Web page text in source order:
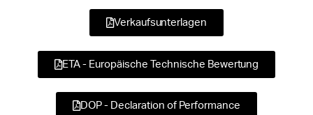
Verkaufsunterlagen
ETA - Europäische Technische Bewertung
DOP - Declaration of Performance